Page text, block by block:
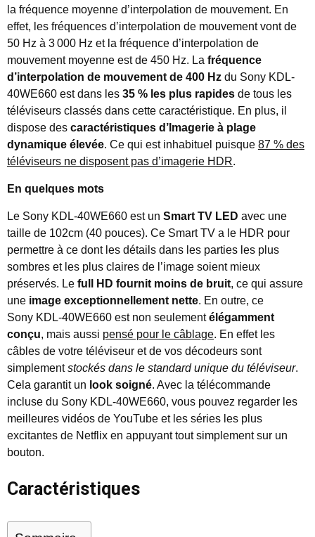
la fréquence moyenne d’interpolation de mouvement. En
effet, les fréquences d’interpolation de mouvement vont de
50 Hz à 3 000 Hz et la fréquence d’interpolation de
mouvement moyenne est de 450 Hz. La fréquence
d’interpolation de mouvement de 400 Hz du Sony KDL-
40WE660 est dans les 35 % les plus rapides de tous les
téléviseurs classés dans cette caractéristique. En plus, il
dispose des caractéristiques d’Imagerie à plage
dynamique élevée. Ce qui est inhabituel puisque 87 % des
téléviseurs ne disposent pas d’imagerie HDR.
En quelques mots
Le Sony KDL-40WE660 est un Smart TV LED avec une
taille de 102cm (40 pouces). Ce Smart TV a le HDR pour
permettre à ce dont les détails dans les parties les plus
sombres et les plus claires de l’image soient mieux
préservés. Le full HD fournit moins de bruit, ce qui assure
une image exceptionnellement nette. En outre, ce
Sony KDL-40WE660 est non seulementélégamment
conçu, mais aussi pensé pour le câblage. En effet les
câbles de votre téléviseur et de vos décodeurs sont
simplementstockés dans le standard unique du téléviseur.
Cela garantit un look soigné. Avec la télécommande
incluse du Sony KDL-40WE660, vous pouvez regarder les
meilleures vidéos de YouTube et les séries les plus
excitantes de Netflix en appuyant tout simplement sur un
bouton.
Caractéristiques